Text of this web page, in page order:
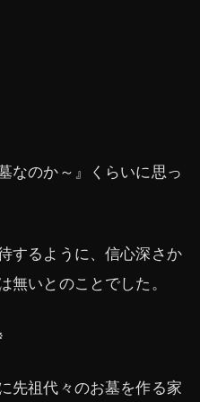
なのか～』くらいに思っ
するように、信心深さか
無いとのことでした。
先祖代々のお墓を作る家